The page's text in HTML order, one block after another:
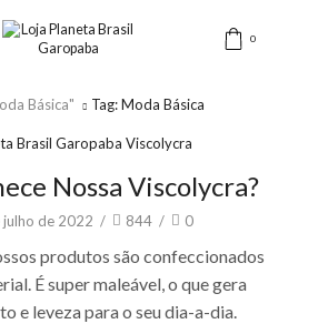
0
Básica" Tag: Moda Básica
Nossa Viscolycra?
julho de 2022 / 844 / 0
produtos são confeccionados
É super maleável, o que gera
e leveza para o seu dia-a-dia.